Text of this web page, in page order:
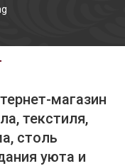
магазин
текстиля,
столь
уюта и